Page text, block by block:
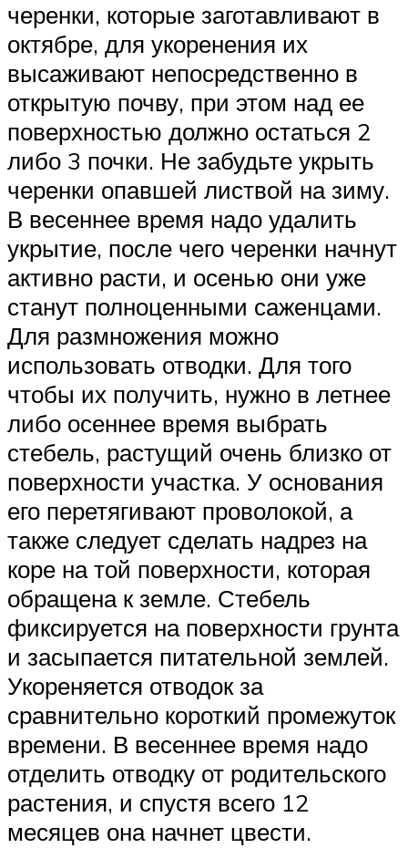
черенки, которые заготавливают в
октябре, для укоренения их
высаживают непосредственно в
открытую почву, при этом над ее
поверхностью должно остаться 2
либо 3 почки. Не забудьте укрыть
черенки опавшей листвой на зиму.
В весеннее время надо удалить
укрытие, после чего черенки начнут
активно расти, и осенью они уже
станут полноценными саженцами.
Для размножения можно
использовать отводки. Для того
чтобы их получить, нужно в летнее
либо осеннее время выбрать
стебель, растущий очень близко от
поверхности участка. У основания
его перетягивают проволокой, а
также следует сделать надрез на
коре на той поверхности, которая
обращена к земле. Стебель
фиксируется на поверхности грунта
и засыпается питательной землей.
Укореняется отводок за
сравнительно короткий промежуток
времени. В весеннее время надо
отделить отводку от родительского
растения, и спустя всего 12
месяцев она начнет цвести.